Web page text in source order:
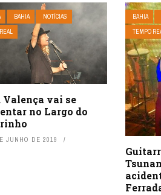
BAHIA
NOTÍCIAS
Valença vai se
no Largo do
JUNHO DE 2019
BAHIA
TEMPO